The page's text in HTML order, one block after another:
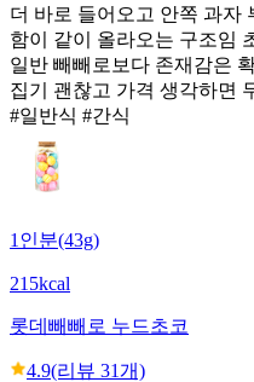
더 바로 들어오고 안쪽 과자
함이 같이 올라오는 구조임
일반 빼빼로보다 존재감은
집기 괜찮고 가격 생각하면
#일반식 #간식
1인분(43g)
215kcal
롯데 빼빼로 누드초코
4.9(리뷰 31개)